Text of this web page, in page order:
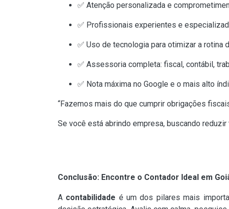
✅ Atenção personalizada e
✅ Profissionais experientes e
✅ Uso de tecnologia para otimizar a rotina
✅ Assessoria completa: fiscal, contábil,
✅ Nota máxima no Google e o mais alto
“Fazemos mais do que cumprir obrigações
Se você está abrindo empresa, buscando
Conclusão: Encontre o Contador Ideal em
A contabilidade é um dos pilares mais